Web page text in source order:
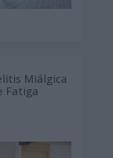
Miálgica
Fatiga